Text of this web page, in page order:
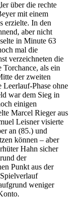
über die rechte
mit einem
erzielte. In den
aber nicht
in Minute 63
mal die
verzeichneten die
Torchance, als ein
der zweiten
Leerlauf-Phase ohne
war dem Sieg in
einigen
Marcel Rieger aus
Leisner visierte
an (85.) und
können – aber
Hahn sicher
der
Punkt aus der
weniger